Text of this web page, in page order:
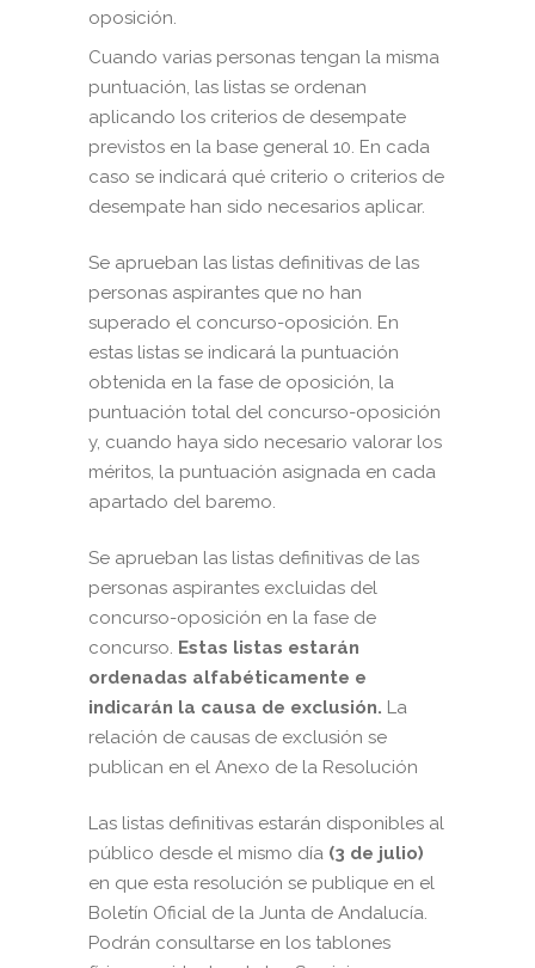
oposición.
Cuando varias personas tengan la misma
puntuación, las listas se ordenan
aplicando los criterios de desempate
previstos en la base general 10. En cada
caso se indicará qué criterio o criterios de
desempate han sido necesarios aplicar.
Se aprueban las listas definitivas de las
personas aspirantes que no han
superado el concurso-oposición. En
estas listas se indicará la puntuación
obtenida en la fase de oposición, la
puntuación total del concurso-oposición
y, cuando haya sido necesario valorar los
méritos, la puntuación asignada en cada
apartado del baremo.
Se aprueban las listas definitivas de las
personas aspirantes excluidas del
concurso-oposición en la fase de
concurso. Estas listas estarán
ordenadas alfabéticamente e
indicarán la causa de exclusión. La
relación de causas de exclusión se
publican en el Anexo de la Resolución
Las listas definitivas estarán disponibles al
público desde el mismo día (3 de julio)
en que esta resolución se publique en el
Boletín Oficial de la Junta de Andalucía.
Podrán consultarse en los tablones